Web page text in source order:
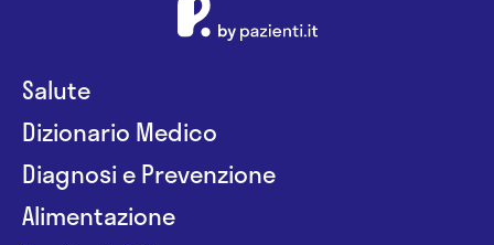
Salute
Dizionario Medico
Diagnosi e Prevenzione
Alimentazione